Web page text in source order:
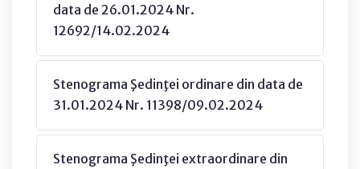
data de 26.01.2024 Nr.
12692/14.02.2024
Stenograma Şedinţei ordinare din data de
31.01.2024 Nr. 11398/09.02.2024
Stenograma Şedinţei extraordinare din